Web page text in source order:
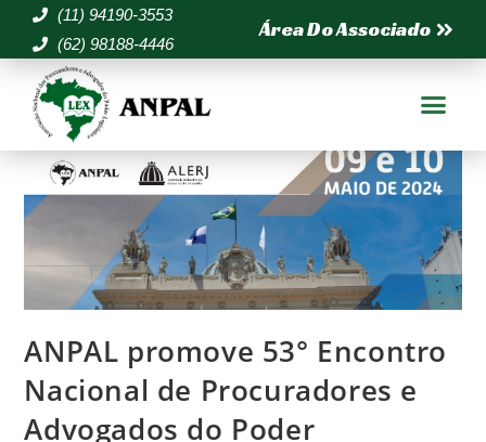
(11) 94190-3553
(62) 98188-4446
Área Do Associado
ANPAL promove 53° Encontro
Nacional de Procuradores e
Advogados do Poder